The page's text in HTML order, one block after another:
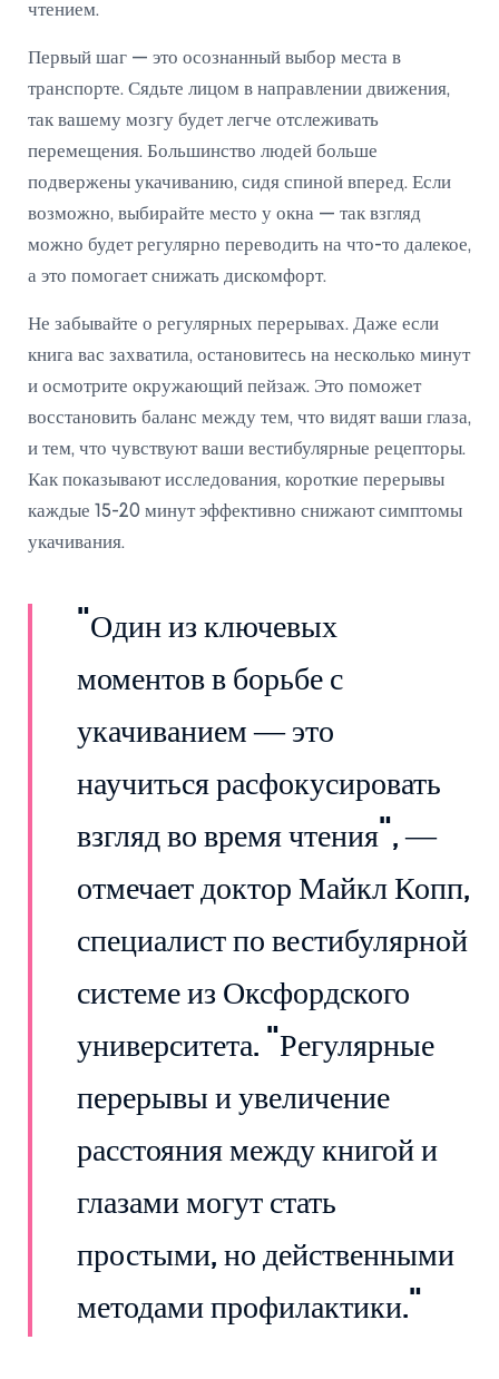
чтением.
Первый шаг — это осознанный выбор места в
транспорте. Сядьте лицом в направлении движения,
так вашему мозгу будет легче отслеживать
перемещения. Большинство людей больше
подвержены укачиванию, сидя спиной вперед. Если
возможно, выбирайте место у окна — так взгляд
можно будет регулярно переводить на что-то далекое,
а это помогает снижать дискомфорт.
Не забывайте о регулярных перерывах. Даже если
книга вас захватила, остановитесь на несколько минут
и осмотрите окружающий пейзаж. Это поможет
восстановить баланс между тем, что видят ваши глаза,
и тем, что чувствуют ваши вестибулярные рецепторы.
Как показывают исследования, короткие перерывы
каждые 15-20 минут эффективно снижают симптомы
укачивания.
"Один из ключевых
моментов в борьбе с
укачиванием — это
научиться расфокусировать
взгляд во время чтения", —
отмечает доктор Майкл Копп,
специалист по вестибулярной
системе из Оксфордского
университета. "Регулярные
перерывы и увеличение
расстояния между книгой и
глазами могут стать
простыми, но действенными
методами профилактики."